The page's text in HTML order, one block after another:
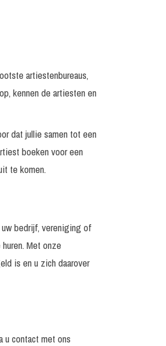
artiestenbureaus,
kennen de artiesten en
dat jullie samen tot een
boeken voor een
te komen.
bedrijf, vereniging of
Met onze
is en u zich daarover
u contact met ons